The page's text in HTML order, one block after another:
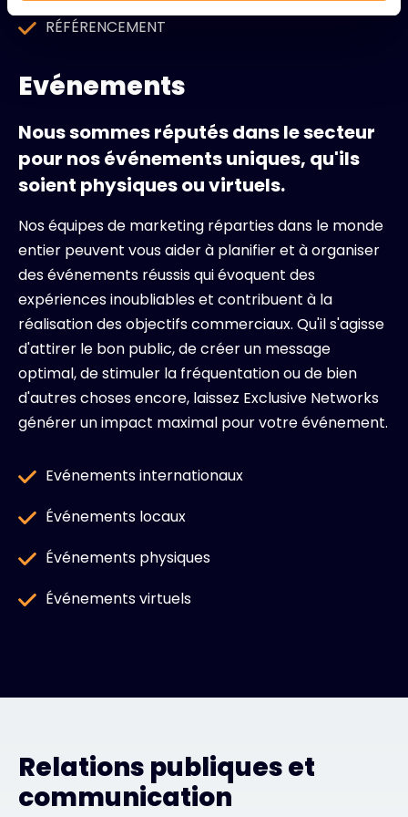
RÉFÉRENCEMENT
Evénements
Nous sommes réputés dans le secteur
pour nos événements uniques, qu'ils
soient physiques ou virtuels.
Nos équipes de marketing réparties dans le monde
entier peuvent vous aider à planifier et à organiser
des événements réussis qui évoquent des
expériences inoubliables et contribuent à la
réalisation des objectifs commerciaux. Qu'il s'agisse
d'attirer le bon public, de créer un message
optimal, de stimuler la fréquentation ou de bien
d'autres choses encore, laissez Exclusive Networks
générer un impact maximal pour votre événement.
Evénements internationaux
Événements locaux
Événements physiques
Événements virtuels
Relations publiques et
communication